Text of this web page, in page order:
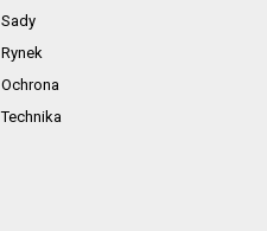
Sady
Rynek
Ochrona
Technika